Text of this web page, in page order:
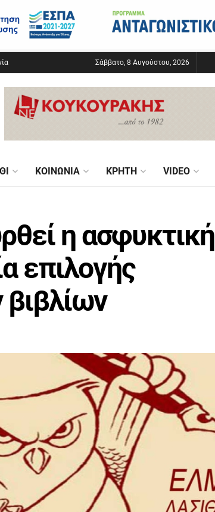
Σάββατο, 8 Αυγούστου, 2026
ΚΟΙΝΩΝΊΑ ΚΡΉΤΗ VIDEO
η ασφυκτική
επιλογής